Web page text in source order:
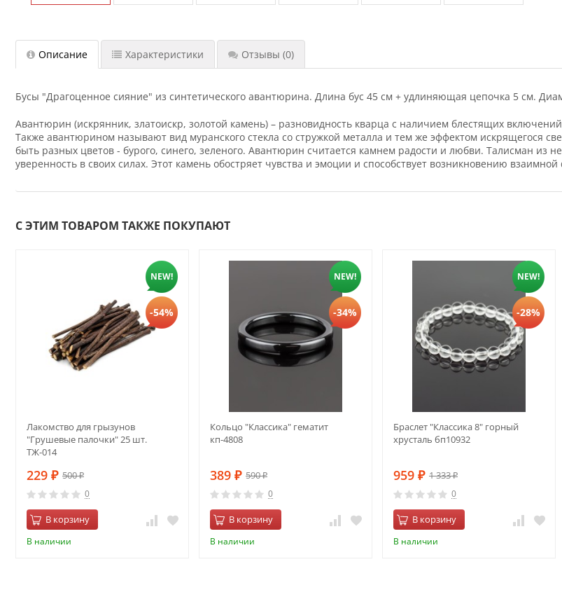
Описание Характеристики Отзывы (0)
Бусы "Драгоценное сияние" из синтетического авантюрина. Длина бус 45 см + удлиняющая цепочка 5 см.
Авантюрин (искрянник, златоискр, золотой камень) – разновидность кварца с наличием блестящих
Также авантюрином называют вид муранского стекла со стружкой металла и тем же эффектом искрящегося
быть разных цветов - бурого, синего, зеленого. Авантюрин считается камнем радости и любви. Талисман из
уверенность в своих силах. Этот камень обостряет чувства и эмоции и способствует возникновению
С ЭТИМ ТОВАРОМ ТАКЖЕ ПОКУПАЮТ
NEW!
-54%
Лакомство для грызунов
"Грушевые палочки" 25 шт.
ТЖ-014
229 ₽ 500₽
0
В корзину
В наличии
NEW!
-34%
Кольцо "Классика" гематит
кп-4808
389 ₽ 590₽
0
В корзину
В наличии
NEW!
-28%
Браслет "Классика 8" горный
хрусталь бп10932
959 ₽ 1 333₽
0
В корзину
В наличии